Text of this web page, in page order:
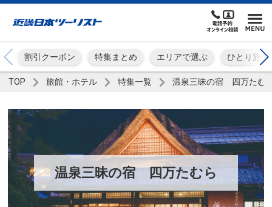
割引クーポン 特集まとめ エリアで選ぶ ひとり旅
TOP 旅館・ホテル 特集一覧 温泉三昧の宿 四万たむ
温泉三昧の宿 四万たむら